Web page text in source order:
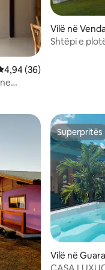
mesatar 4,94
4,94 (36)
Vilë në
Shtëpi e
Superpritës
Superpritës
Vilë në